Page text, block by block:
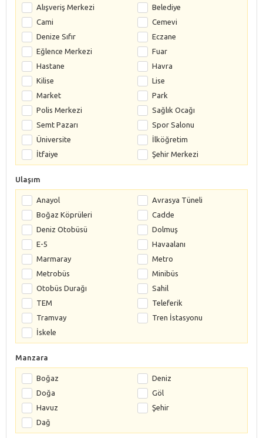
Alışveriş Merkezi
Belediye
Cami
Cemevi
Denize Sıfır
Eczane
Eğlence Merkezi
Fuar
Hastane
Havra
Kilise
Lise
Market
Park
Polis Merkezi
Sağlık Ocağı
Semt Pazarı
Spor Salonu
Üniversite
İlköğretim
İtfaiye
Şehir Merkezi
Ulaşım
Anayol
Avrasya Tüneli
Boğaz Köprüleri
Cadde
Deniz Otobüsü
Dolmuş
E-5
Havaalanı
Marmaray
Metro
Metrobüs
Minibüs
Otobüs Durağı
Sahil
TEM
Teleferik
Tramvay
Tren İstasyonu
İskele
Manzara
Boğaz
Deniz
Doğa
Göl
Havuz
Şehir
Dağ